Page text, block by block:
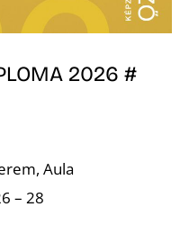
2026 #
Aula
– 28